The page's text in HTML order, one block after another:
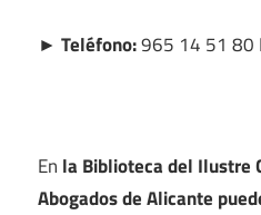
► Teléfono:965 14 51 80
En la Biblioteca del Ilustre
Abogados de Alicante